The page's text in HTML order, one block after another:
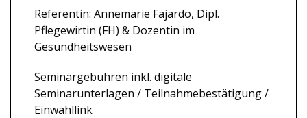
Referentin: Annemarie Fajardo, Dipl.
Pflegewirtin (FH) & Dozentin im
Gesundheitswesen
Seminargebühren inkl. digitale
Seminarunterlagen / Teilnahmebestätigung /
Einwahllink